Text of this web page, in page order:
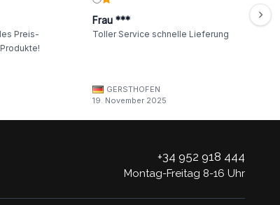
Preis-
Frau ***
Toller Service schnelle Lieferung
GERSTHOFEN
19. November 2025
+34 952 918 444
Montag-Freitag 8-16 Uhr